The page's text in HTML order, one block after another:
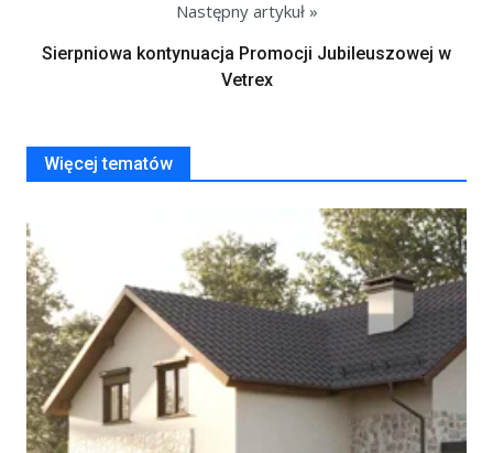
Następny artykuł »
Sierpniowa kontynuacja Promocji Jubileuszowej w
Vetrex
Więcej tematów